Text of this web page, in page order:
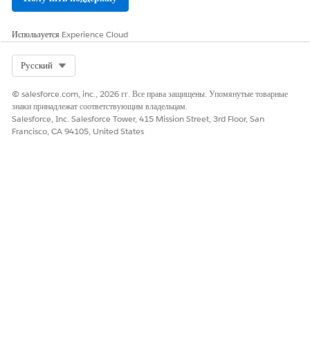
программы повышения осведомленности и обучение. Потом
сгруппируйте эти бюджеты для определения общего бюджета
рекламной акции.
ЭТА СТАТЬЯ РЕШИЛА ВАШУ ПРОБЛЕМУ?
Оставьте свой отзыв, чтобы мы могли стать лучше!
Используется Experience Cloud
Русский
© salesforce.com, inc., 2026 гг. Все права защищены. Упомянутые товарные
знаки принадлежат соответствующим владельцам.
Salesforce, Inc. Salesforce Tower, 415 Mission Street, 3rd Floor, San
Francisco, CA 94105, United States